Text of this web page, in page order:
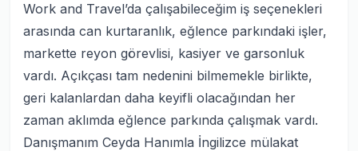
Work and Travel’da çalışabileceğim iş seçenekleri
arasında can kurtaranlık, eğlence parkındaki işler,
markette reyon görevlisi, kasiyer ve garsonluk
vardı. Açıkçası tam nedenini bilmemekle birlikte,
geri kalanlardan daha keyifli olacağından her
zaman aklımda eğlence parkında çalışmak vardı.
Danışmanım Ceyda Hanımla İngilizce mülakat